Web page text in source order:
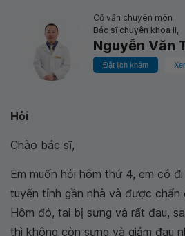
Cố vấn chuyên môn
Bác sĩ chuyên khoa II,
Nguyễn Văn
Đặt lịch khám
Hỏi
Chào bác sĩ,
Em muốn hỏi hôm thứ 4, em có
tuyến tỉnh gần nhà và được chẩn
Hôm đó, tai bị sưng và rất đau,
thì không còn sưng và giảm đau